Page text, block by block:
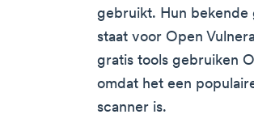
gebruikt. Hun bekende
staat voor Open
gratis tools gebruiken
omdat het een
scanner is.